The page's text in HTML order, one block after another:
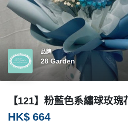
註
服
務
分
品牌
28 Garden
【121】粉藍色系繡球玫
HK$ 664